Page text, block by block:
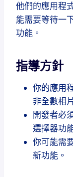
他們的應用程
能需要等待一
功能。
指導方針
你的應用
非全數相
開發者必
選擇器功
你可能需
新功能。